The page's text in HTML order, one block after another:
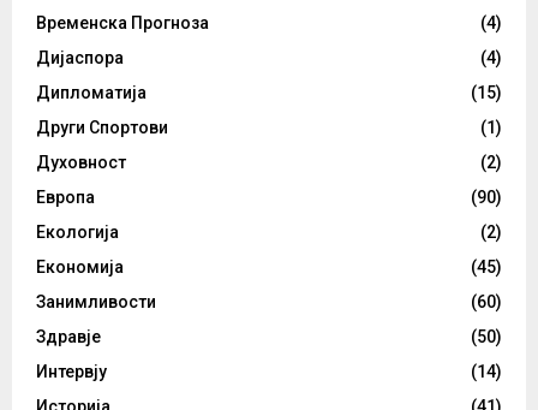
Временска Прогноза
(4)
Дијаспора
(4)
Дипломатија
(15)
Други Спортови
(1)
Духовност
(2)
Европа
(90)
Екологија
(2)
Економија
(45)
Занимливости
(60)
Здравје
(50)
Интервју
(14)